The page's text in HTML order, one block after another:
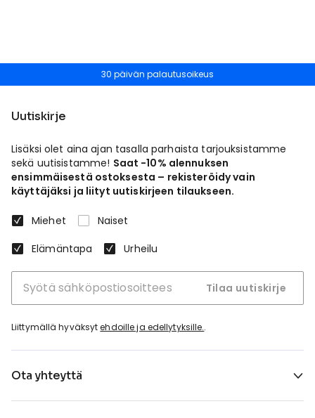
30 päivän palautusoikeus
Uutiskirje
Lisäksi olet aina ajan tasalla parhaista tarjouksistamme
sekä uutisistamme! Saat -10% alennuksen
ensimmäisestä ostoksesta – rekisteröidy vain
käyttäjäksi ja liityt uutiskirjeen tilaukseen.
Miehet
Naiset
Elämäntapa
Urheilu
Tilaa uutiskirje
Liittymällä hyväksytehdoille ja edellytyksille..
Ota yhteyttä